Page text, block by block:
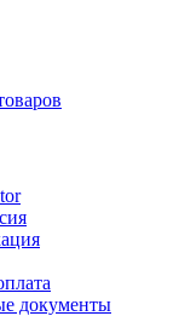
документы